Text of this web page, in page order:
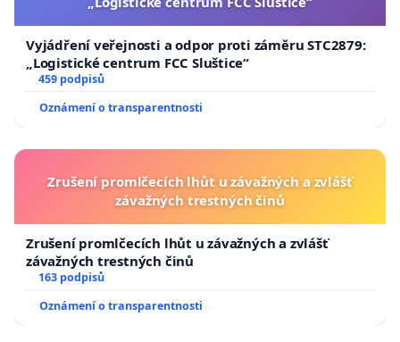
Vyjádření veřejnosti a odpor proti záměru STC2879:
„Logistické centrum FCC Sluštice“
459 podpisů
Oznámení o transparentnosti
Zrušení promlčecích lhůt u závažných a zvlášť
závažných trestných činů
Zrušení promlčecích lhůt u závažných a zvlášť
závažných trestných činů
163 podpisů
Oznámení o transparentnosti